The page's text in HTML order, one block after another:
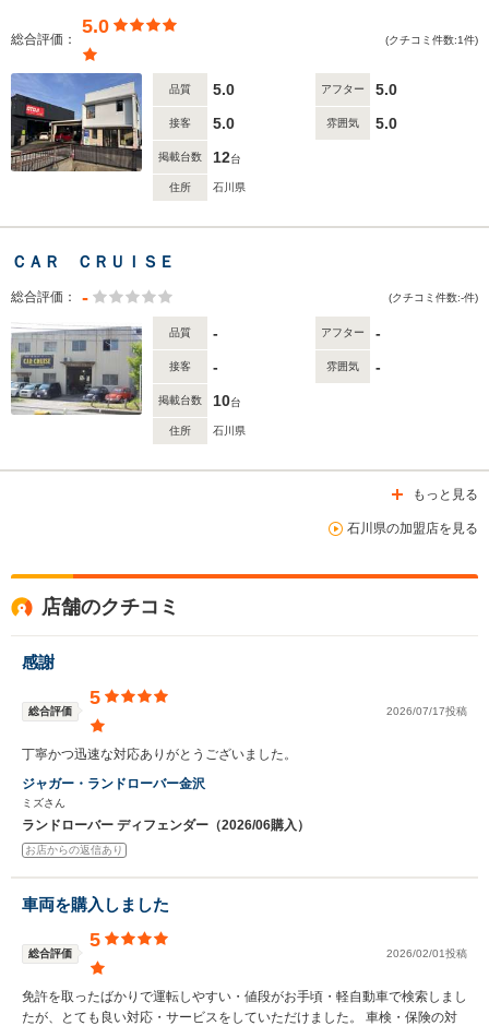
総合評価：
5.0
(クチコミ件数:1件)
品質 5.0 アフター 5.0
接客 5.0 雰囲気 5.0
掲載台数 12台
住所 石川県
ＣＡＲ ＣＲＵＩＳＥ
総合評価： - (クチコミ件数:-件)
品質 - アフター -
接客 - 雰囲気 -
掲載台数 10台
住所 石川県
もっと見る
石川県の加盟店を見る
店舗のクチコミ
感謝
総合評価
5
2026/07/17投稿
丁寧かつ迅速な対応ありがとうございました。
ジャガー・ランドローバー金沢
ミズさん
ランドローバー ディフェンダー（2026/06購入）
お店からの返信あり
車両を購入しました
総合評価
5
2026/02/01投稿
免許を取ったばかりで運転しやすい・値段がお手頃・軽自動車で検索しまし
たが、とても良い対応・サービスをしていただけました。 車検・保険の対